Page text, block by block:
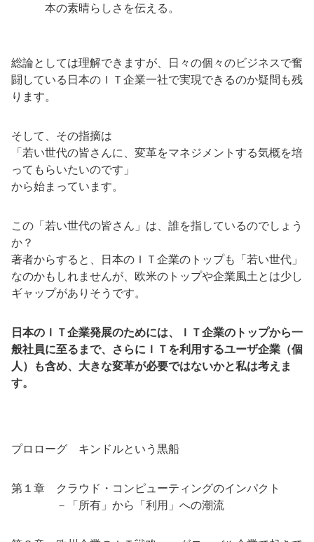
本の素晴らしさを伝える。
総論としては理解できますが、日々の個々のビジネスで奮
闘している日本のＩＴ企業一社で実現できるのか疑問も残
ります。
そして、その指摘は
「若い世代の皆さんに、変革をマネジメントする気概を培
ってもらいたいのです」
から始まっています。
この「若い世代の皆さん」は、誰を指しているのでしょう
か？
著者からすると、日本のＩＴ企業のトップも「若い世代」
なのかもしれませんが、欧米のトップや企業風土とは少し
ギャップがありそうです。
日本のＩＴ企業発展のためには、ＩＴ企業のトップから一
般社員に至るまで、さらにＩＴを利用するユーザ企業（個
人）も含め、大きな変革が必要ではないかと私は考えま
す。
プロローグ キンドルという黒船
第１章 クラウド・コンピューティングのインパクト
－「所有」から「利用」への潮流